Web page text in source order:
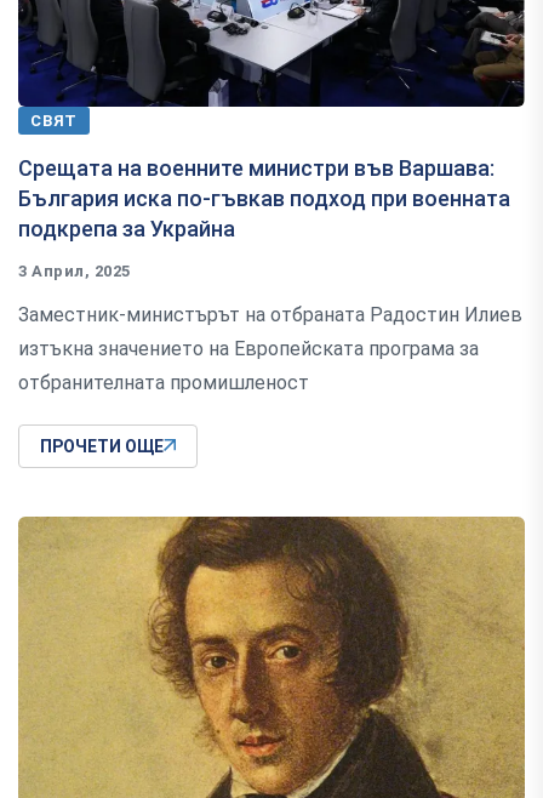
СВЯТ
Срещата на военните министри във Варшава:
България иска по-гъвкав подход при военната
подкрепа за Украйна
3 Април, 2025
Заместник-министърът на отбраната Радостин Илиев
изтъкна значението на Европейската програма за
отбранителната промишленост
ПРОЧЕТИ ОЩЕ